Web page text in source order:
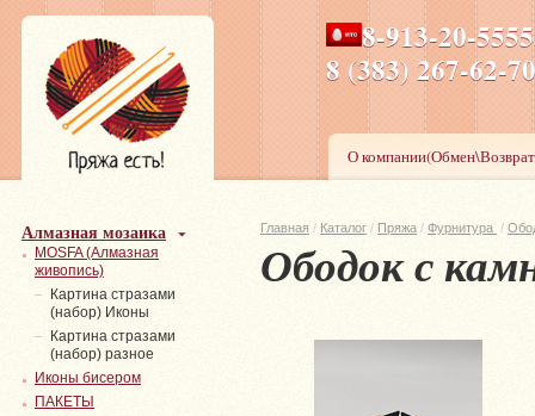
8-913-20-
8 (383) 267-
ПН-ПТ 8-17,СБ-ВС 9-
О
Главная / Каталог / Пряжа / Фурнитура /
Ободок с
Алмазная мозаика
MOSFA (Алмазная
живопись)
Картина стразами
(набор) Иконы
Картина стразами
(набор) разное
Иконы бисером
ПАКЕТЫ